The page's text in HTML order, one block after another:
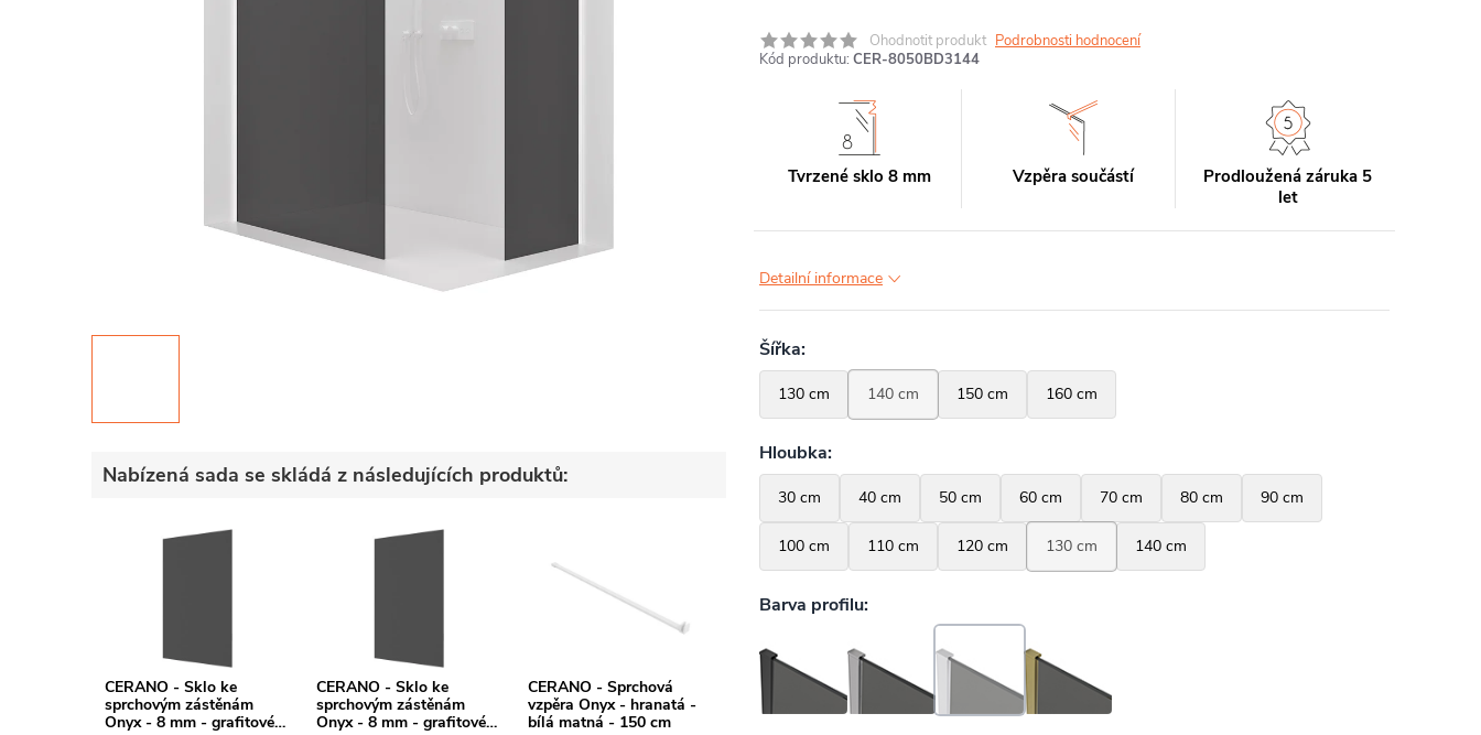
Nabízená sada se skládá z následujících produktů:
CERANO - Sklo ke
sprchovým zástěnám
Onyx - 8 mm - grafitové
CERANO - Sklo ke
sprchovým zástěnám
Onyx - 8 mm - grafitové
CERANO - Sprchová
vzpěra Onyx - hranatá -
bílá matná - 150 cm
Ohodnotit produkt Podrobnosti hodnocení
Kód produktu: CER-8050BD3144
Tvrzené sklo 8 mm Vzpěra součástí
Prodloužená záruka 5
let
Detailní informace